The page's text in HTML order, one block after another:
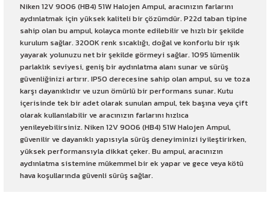
Niken 12V 9006 (HB4) 51W Halojen Ampul, aracınızın farlarını
aydınlatmak için yüksek kaliteli bir çözümdür. P22d taban tipine
sahip olan bu ampul, kolayca monte edilebilir ve hızlı bir şekilde
kurulum sağlar. 3200K renk sıcaklığı, doğal ve konforlu bir ışık
yayarak yolunuzu net bir şekilde görmeyi sağlar. 1095 lümenlik
parlaklık seviyesi, geniş bir aydınlatma alanı sunar ve sürüş
güvenliğinizi artırır. IP50 derecesine sahip olan ampul, su ve toza
karşı dayanıklıdır ve uzun ömürlü bir performans sunar. Kutu
içerisinde tek bir adet olarak sunulan ampul, tek başına veya çift
olarak kullanılabilir ve aracınızın farlarını hızlıca
yenileyebilirsiniz. Niken 12V 9006 (HB4) 51W Halojen Ampul,
güvenilir ve dayanıklı yapısıyla sürüş deneyiminizi iyileştirirken,
yüksek performansıyla dikkat çeker. Bu ampul, aracınızın
aydınlatma sistemine mükemmel bir ek yapar ve gece veya kötü
hava koşullarında güvenli sürüş sağlar.